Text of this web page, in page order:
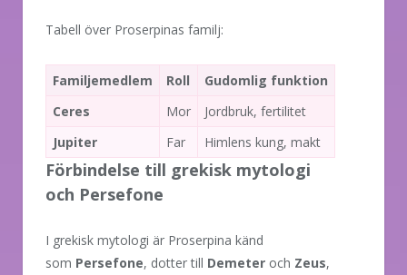
Tabell över Proserpinas familj:
Familjemedlem Roll
Gudomlig funktion
Ceres
Mor
Jordbruk, fertilitet
Jupiter
Far Himlens kung, makt
Förbindelse till grekisk mytologi
och Persefone
I grekisk mytologi är Proserpina känd
som Persefone, dotter till Demeter och Zeus,